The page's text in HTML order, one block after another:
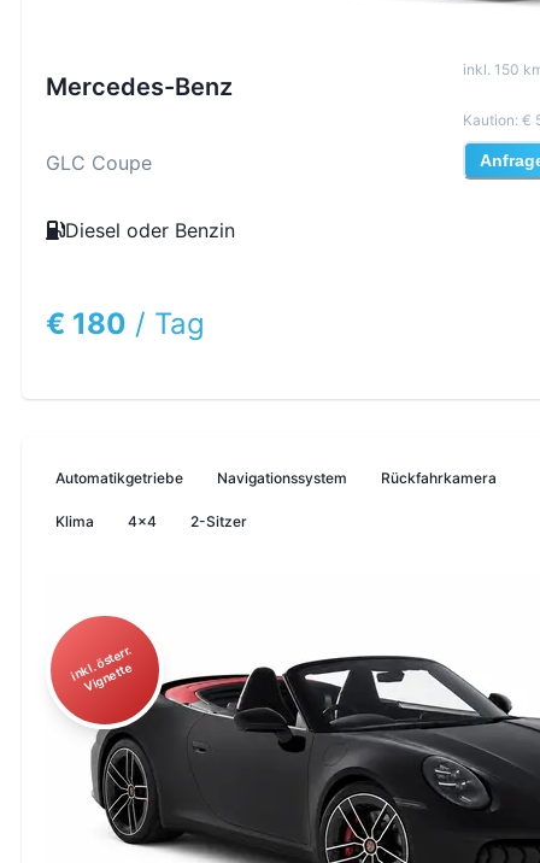
Mercedes-Benz
GLC Coupe
Diesel oder Benzin
€ 180 / Tag
inkl. 150
Kaution: €
Automatikgetriebe Navigationssystem Rückfahrkamera
Klima 4x4 2-Sitzer
i
n
kl.
ö
st
err.
Vi
g
n
ett
e